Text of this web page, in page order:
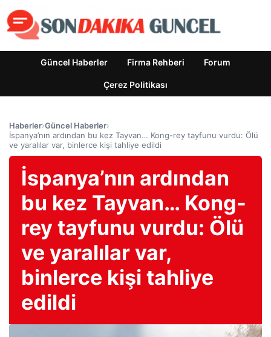
Güncel Haberler Firma Rehberi Forum
Çerez Politikası
Haberler›Güncel Haberler›
İspanya’nın ardından bu kez Tayvan… Kong-rey tayfunu vurdu: Ölü
ve yaralılar var, binlerce kişi tahliye edildi
İspanya’nın ardından
bu kez Tayvan… Kong-
rey tayfunu vurdu: Ölü
ve yaralılar var,
binlerce kişi tahliye
edildi